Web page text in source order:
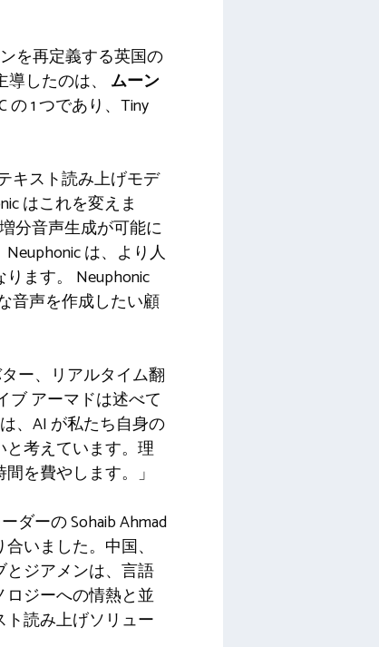
を再定義する英国の
したのは、 ムーン
1 つであり、Tiny
キスト読み上げモデ
はこれを変えま
分音声生成が可能に
は、より人
ます。 Neuphonic
音声を作成したい顧
ー、リアルタイム翻
ブ アーマドは述べて
、AI が私たち自身の
考えています。理
を費やします。」
ダーの Sohaib Ahmad
いました。中国、
ジアメンは、言語
ジーへの情熱と並
読み上げソリュー